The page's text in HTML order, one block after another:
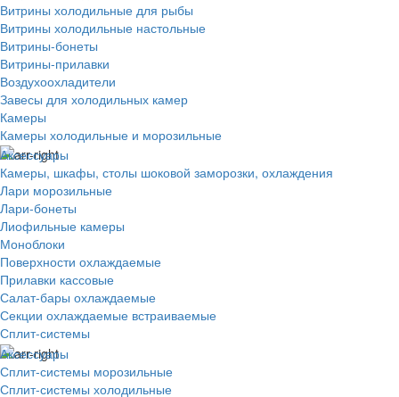
Витрины холодильные для рыбы
Витрины холодильные настольные
Витрины-бонеты
Витрины-прилавки
Воздухоохладители
Завесы для холодильных камер
Камеры
Камеры холодильные и морозильные
Аксессуары
Камеры, шкафы, столы шоковой заморозки, охлаждения
Лари морозильные
Лари-бонеты
Лиофильные камеры
Моноблоки
Поверхности охлаждаемые
Прилавки кассовые
Салат-бары охлаждаемые
Секции охлаждаемые встраиваемые
Сплит-системы
Аксессуары
Сплит-системы морозильные
Сплит-системы холодильные